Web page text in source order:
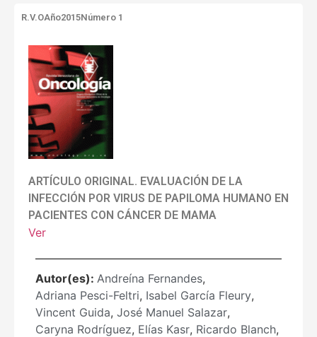
R.V.OAño2015Número 1
ARTÍCULO ORIGINAL. EVALUACIÓN DE LA
INFECCIÓN POR VIRUS DE PAPILOMA HUMANO EN
PACIENTES CON CÁNCER DE MAMA
Ver
Autor(es): Andreína Fernandes,
Adriana Pesci-Feltri, Isabel García Fleury,
Vincent Guida, José Manuel Salazar,
Caryna Rodríguez, Elías Kasr, Ricardo Blanch,